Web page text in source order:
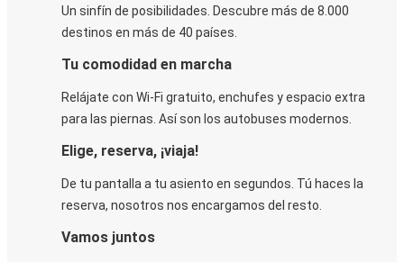
Un sinfín de posibilidades. Descubre más de 8.000
destinos en más de 40 países.
Tu comodidad en marcha
Relájate con Wi-Fi gratuito, enchufes y espacio extra
para las piernas. Así son los autobuses modernos.
Elige, reserva, ¡viaja!
De tu pantalla a tu asiento en segundos. Tú haces la
reserva, nosotros nos encargamos del resto.
Vamos juntos